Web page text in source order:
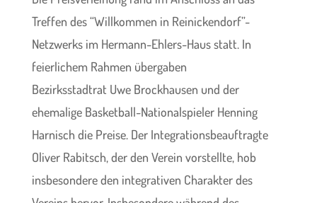
Treffen des “Willkommen in Reinickendorf”-
Netzwerks im Hermann-Ehlers-Haus statt. In
feierlichem Rahmen übergaben
Bezirksstadtrat Uwe Brockhausen und der
ehemalige Basketball-Nationalspieler Henning
Harnisch die Preise. Der Integrationsbeauftragte
Oliver Rabitsch, der den Verein vorstellte, hob
insbesondere den integrativen Charakter des